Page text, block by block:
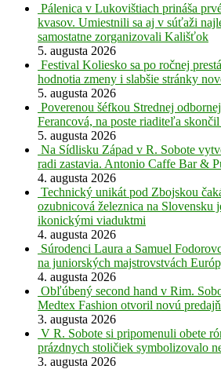
Pálenica v Lukovištiach prináša
kvasov. Umiestnili sa aj v súťaži
samostatne zorganizovali Kališťok
5. augusta 2026
Festival Koliesko sa po ročnej
hodnotia zmeny i slabšie stránky
5. augusta 2026
Poverenou šéfkou Strednej
Ferancová, na poste riaditeľa
5. augusta 2026
Na Sídlisku Západ v R. Sobote
radi zastavia. Antonio Caffe Bar &
4. augusta 2026
Technický unikát pod Zbojskou
ozubnicová železnica na Slovensku
ikonickými viaduktmi
4. augusta 2026
Súrodenci Laura a Samuel
na juniorských majstrovstvách
4. augusta 2026
Obľúbený second hand v Rim.
Medtex Fashion otvoril novú
3. augusta 2026
V R. Sobote si pripomenuli obete
prázdnych stoličiek symbolizovalo
3. augusta 2026